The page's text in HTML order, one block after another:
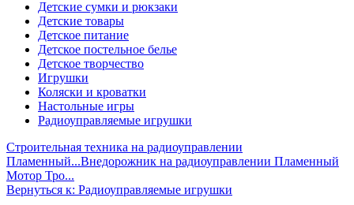
Детские сумки и рюкзаки
Детские товары
Детское питание
Детское постельное белье
Детское творчество
Игрушки
Коляски и кроватки
Настольные игры
Радиоуправляемые игрушки
Строительная техника на радиоуправлении
Пламенный...Внедорожник на радиоуправлении Пламенный
Мотор Тро...
Вернуться к: Радиоуправляемые игрушки